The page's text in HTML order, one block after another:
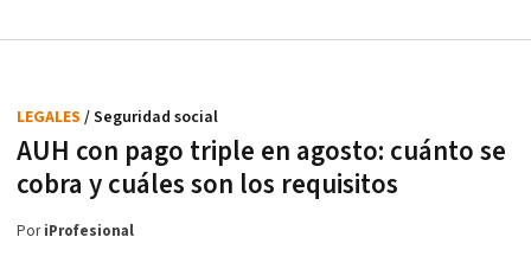
AUH con pago triple en agosto: cuánto se
cobra y cuáles son los requisitos
LEGALES / Seguridad social
PoriProfesional